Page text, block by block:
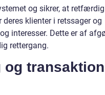
og sikrer, at
klienter i retssager og
interesser. Dette er af
rettergang.
og